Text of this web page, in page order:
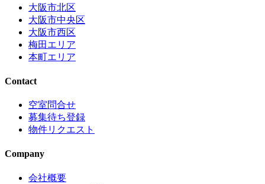
大阪市北区
大阪市中央区
大阪市西区
梅田エリア
本町エリア
Contact
空室問合せ
募集待ち登録
物件リクエスト
Company
会社概要